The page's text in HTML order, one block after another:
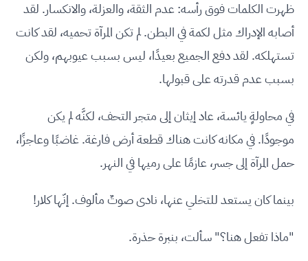
ظهرت الكلمات فوق رأسه: عدم الثقة، والعزلة، والانكسار. لقد
أصابه الإدراك مثل لكمة في البطن. لم تكن المرآة تحميه، لقد كانت
تستهلكه. لقد دفع الجميع بعيدًا، ليس بسبب عيوبهم، ولكن
بسبب عدم قدرته على قبولها.
في محاولةٍ يائسة، عاد إيثان إلى متجر التحف، لكنَّه لم يكن
موجودًا. في مكانه كانت هناك قطعة أرض فارغة. غاضبًا وعاجزًا،
حمل المرآة إلى جسر، عازمًا على رميها في النهر.
بينما كان يستعد للتخلي عنها، نادى صوتٌ مألوف. إنّها كلار!
"ماذا تفعل هنا؟" سألت، بنبرة حذرة.